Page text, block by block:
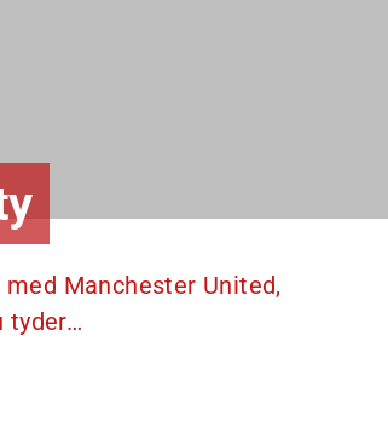
Manchester United,
tyder…